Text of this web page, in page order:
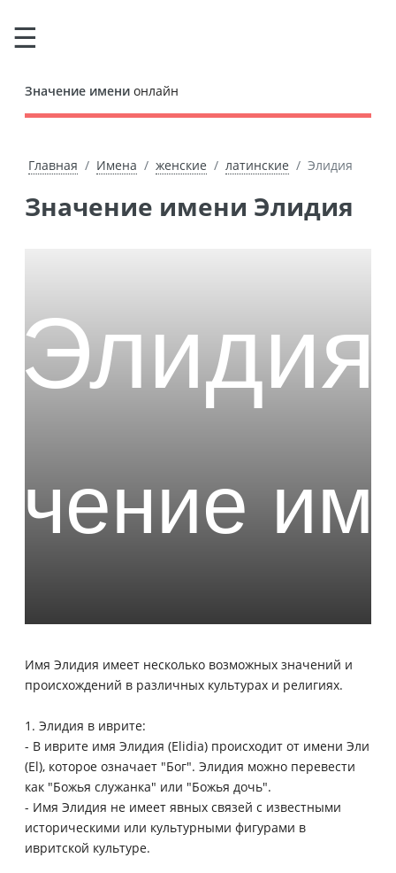
Значение имени онлайн
Главная Имена женские латинские Элидия
Значение имени Элидия
Имя Элидия имеет несколько возможных значений и
происхождений в различных культурах и религиях.
1. Элидия в иврите:
- В иврите имя Элидия (Elidia) происходит от имени Эли
(El), которое означает "Бог". Элидия можно перевести
как "Божья служанка" или "Божья дочь".
- Имя Элидия не имеет явных связей с известными
историческими или культурными фигурами в
ивритской культуре.